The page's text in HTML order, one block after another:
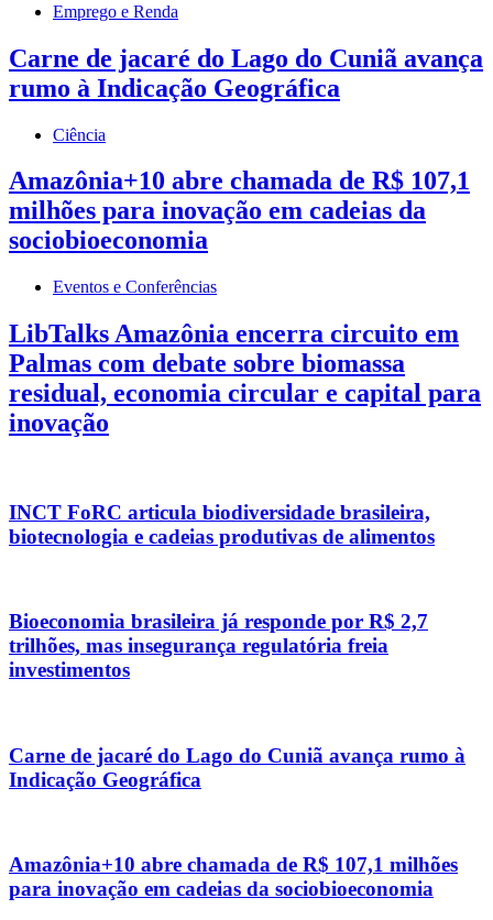
Emprego e Renda
Carne de jacaré do Lago do Cuniã avança
rumo à Indicação Geográfica
Ciência
Amazônia+10 abre chamada de R$ 107,1
milhões para inovação em cadeias da
sociobioeconomia
Eventos e Conferências
LibTalks Amazônia encerra circuito em
Palmas com debate sobre biomassa
residual, economia circular e capital para
inovação
INCT FoRC articula biodiversidade brasileira,
biotecnologia e cadeias produtivas de alimentos
Bioeconomia brasileira já responde por R$ 2,7
trilhões, mas insegurança regulatória freia
investimentos
Carne de jacaré do Lago do Cuniã avança rumo à
Indicação Geográfica
Amazônia+10 abre chamada de R$ 107,1 milhões
para inovação em cadeias da sociobioeconomia